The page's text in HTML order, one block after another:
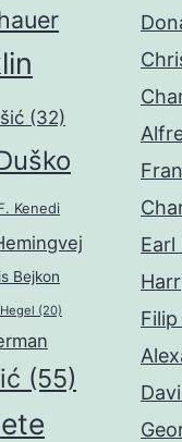
(32)
Kenedi
Bejkon
(20)
(55)